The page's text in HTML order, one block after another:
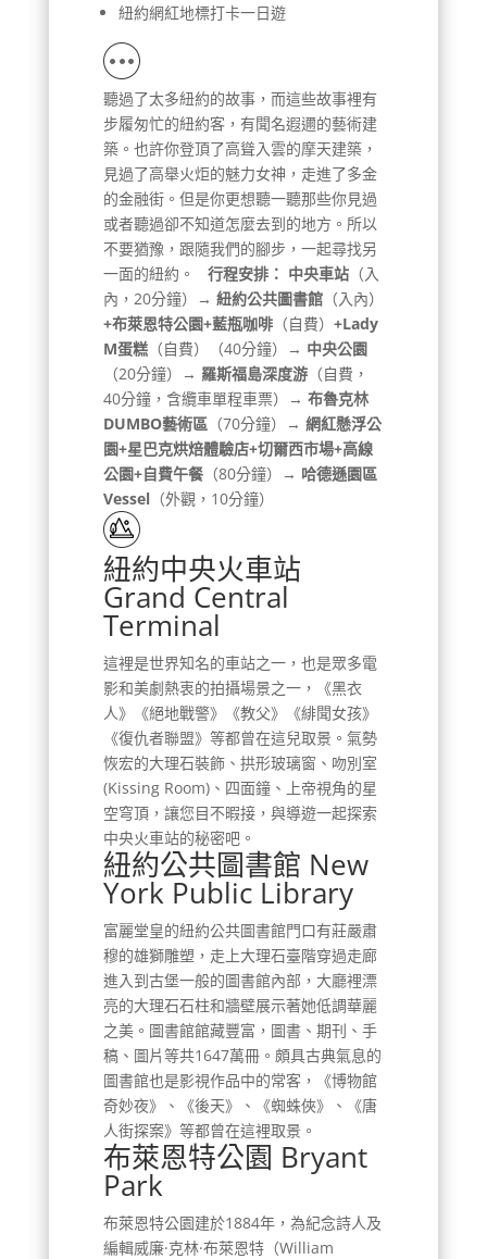
紐約網紅地標打卡一日遊
聽過了太多紐約的故事，而這些故事裡有
步履匆忙的紐約客，有聞名遐邇的藝術建
築。也許你登頂了高聳入雲的摩天建築，
見過了高舉火炬的魅力女神，走進了多金
的金融街。但是你更想聽一聽那些你見過
或者聽過卻不知道怎麼去到的地方。所以
不要猶豫，跟隨我們的腳步，一起尋找另
一面的紐約。 行程安排： 中央車站（入
內，20分鐘）
→ 紐約公共圖書館（入內）
+布萊恩特公園+藍瓶咖啡（自費） +Lady
M蛋糕（自費）（40分鐘）→ 中央公園
（20分鐘）→ 羅斯福島深度游（自費，
40分鐘，含纜車單程車票）→ 布魯克林
DUMBO藝術區（70分鐘）→ 網紅懸浮公
園+星巴克烘焙體驗店+切爾西市場+高線
公園+自費午餐（80分鐘）→ 哈德遜園區
Vessel（外觀，10分鐘）
紐約中央火車站
Grand Central
Terminal
這裡是世界知名的車站之一，也是眾多電
影和美劇熱衷的拍攝場景之一，《黑衣
人》《絕地戰警》《教父》《緋聞女孩》
《復仇者聯盟》等都曾在這兒取景。氣勢
恢宏的大理石裝飾、拱形玻璃窗、吻別室
(Kissing Room)、四面鐘、上帝視角的星
空穹頂，讓您目不暇接，與導遊一起探索
中央火車站的秘密吧。
紐約公共圖書館 New
York Public Library
富麗堂皇的紐約公共圖書館門口有莊嚴肅
穆的雄獅雕塑，走上大理石臺階穿過走廊
進入到古堡一般的圖書館內部，大廳裡漂
亮的大理石石柱和牆壁展示著她低調華麗
之美。圖書館館藏豐富，圖書、期刊、手
稿、圖片等共1647萬冊。頗具古典氣息的
圖書館也是影視作品中的常客，《博物館
奇妙夜》、《後天》、《蜘蛛俠》、《唐
人街探案》等都曾在這裡取景。
布萊恩特公園 Bryant
Park
布萊恩特公園建於1884年，為紀念詩人及
編輯威廉·克林·布萊恩特（William